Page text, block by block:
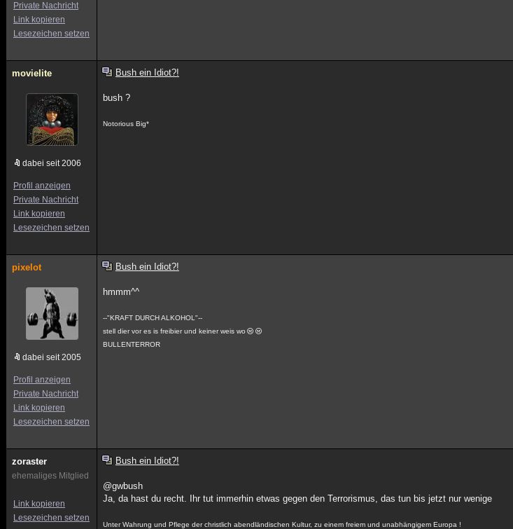
Private Nachricht
Link kopieren
Lesezeichen setzen
movielite
dabei seit 2006
Profil anzeigen
Private Nachricht
Link kopieren
Lesezeichen setzen
Bush ein Idiot?!
bush ?
Notorious Big*
pixelot
dabei seit 2005
Profil anzeigen
Private Nachricht
Link kopieren
Lesezeichen setzen
Bush ein Idiot?!
hmmm^^
--"KRAFT DURCH ALKOHOL"--
stell dier vor es is freibier und keiner weis wo
BULLENTERROR
zoraster
ehemaliges Mitglied
Link kopieren
Lesezeichen setzen
Bush ein Idiot?!
@gwbush
Ja, da hast du recht. Ihr tut immerhin etwas gegen den Terrorismus, das tun bis jetzt nur wenige
Unter Wahrung und Pflege der christlich abendländischen Kultur, zu einem freiem und unabhängigem Europa !